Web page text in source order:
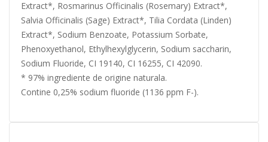
Extract*, Rosmarinus Officinalis (Rosemary) Extract*,
Salvia Officinalis (Sage) Extract*, Tilia Cordata (Linden)
Extract*, Sodium Benzoate, Potassium Sorbate,
Phenoxyethanol, Ethylhexylglycerin, Sodium saccharin,
Sodium Fluoride, CI 19140, CI 16255, CI 42090.
* 97% ingrediente de origine naturala.
Contine 0,25% sodium fluoride (1136 ppm F-).